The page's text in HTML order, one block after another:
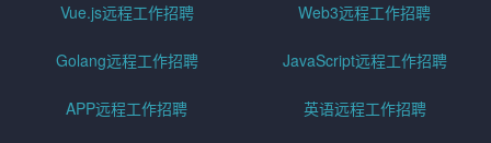
Vue.js远程工作招聘 Web3远程工作招聘
Golang远程工作招聘 JavaScript远程工作招聘
APP远程工作招聘 英语远程工作招聘